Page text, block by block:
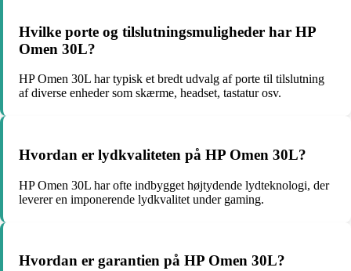
Hvilke porte og tilslutningsmuligheder har HP
Omen 30L?
HP Omen 30L har typisk et bredt udvalg af porte til tilslutning
af diverse enheder som skærme, headset, tastatur osv.
Hvordan er lydkvaliteten på HP Omen 30L?
HP Omen 30L har ofte indbygget højtydende lydteknologi, der
leverer en imponerende lydkvalitet under gaming.
Hvordan er garantien på HP Omen 30L?